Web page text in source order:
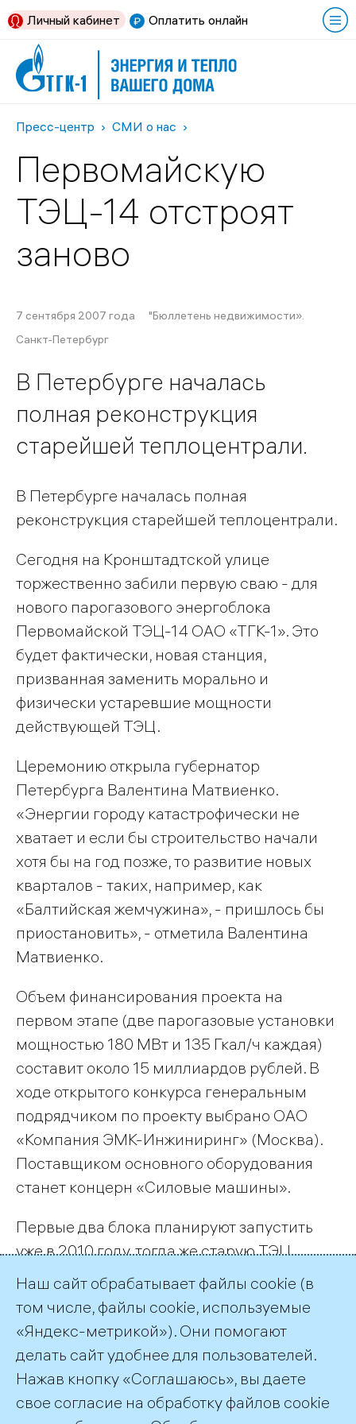
Оплатить онлайн
Личный кабинет
Пресс-центр СМИ о нас
Первомайскую
ТЭЦ-14 отстроят
заново
7 сентября 2007 года
"Бюллетень недвижимости».
Санкт-Петербург
В Петербурге началась
полная реконструкция
старейшей теплоцентрали.
В Петербурге началась полная
реконструкция старейшей теплоцентрали.
Сегодня на Кронштадтской улице
торжественно забили первую сваю - для
нового парогазового энергоблока
Первомайской ТЭЦ-14 ОАО «ТГК-1». Это
будет фактически, новая станция,
призванная заменить морально и
физически устаревшие мощности
действующей ТЭЦ.
Церемонию открыла губернатор
Петербурга Валентина Матвиенко.
«Энергии городу катастрофически не
хватает и если бы строительство начали
хотя бы на год позже, то развитие новых
кварталов - таких, например, как
«Балтийская жемчужина», - пришлось бы
приостановить», - отметила Валентина
Матвиенко.
Объем финансирования проекта на
первом этапе (две парогазовые установки
мощностью 180 МВт и 135 Гкал/ч каждая)
составит около 15 миллиардов рублей. В
ходе открытого конкурса генеральным
подрядчиком по проекту выбрано ОАО
«Компания ЭМК-Инжиниринг» (Москва).
Поставщиком основного оборудования
станет концерн «Силовые машины».
Первые два блока планируют запустить
уже в 2010 году, тогда же старую ТЭЦ
демонтируют, а на ее месте построят
третий - самый мощный блок новой
теплоцентрали.
← Все публикации
Наш сайт обрабатывает файлы cookie (в
том числе, файлы cookie, используемые
«Яндекс-метрикой»). Они помогают
делать сайт удобнее для пользователей.
Нажав кнопку «Соглашаюсь», вы даете
свое согласие на обработку файлов cookie